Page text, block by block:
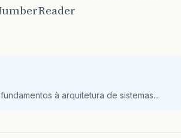
à arquitetura de sistemas...